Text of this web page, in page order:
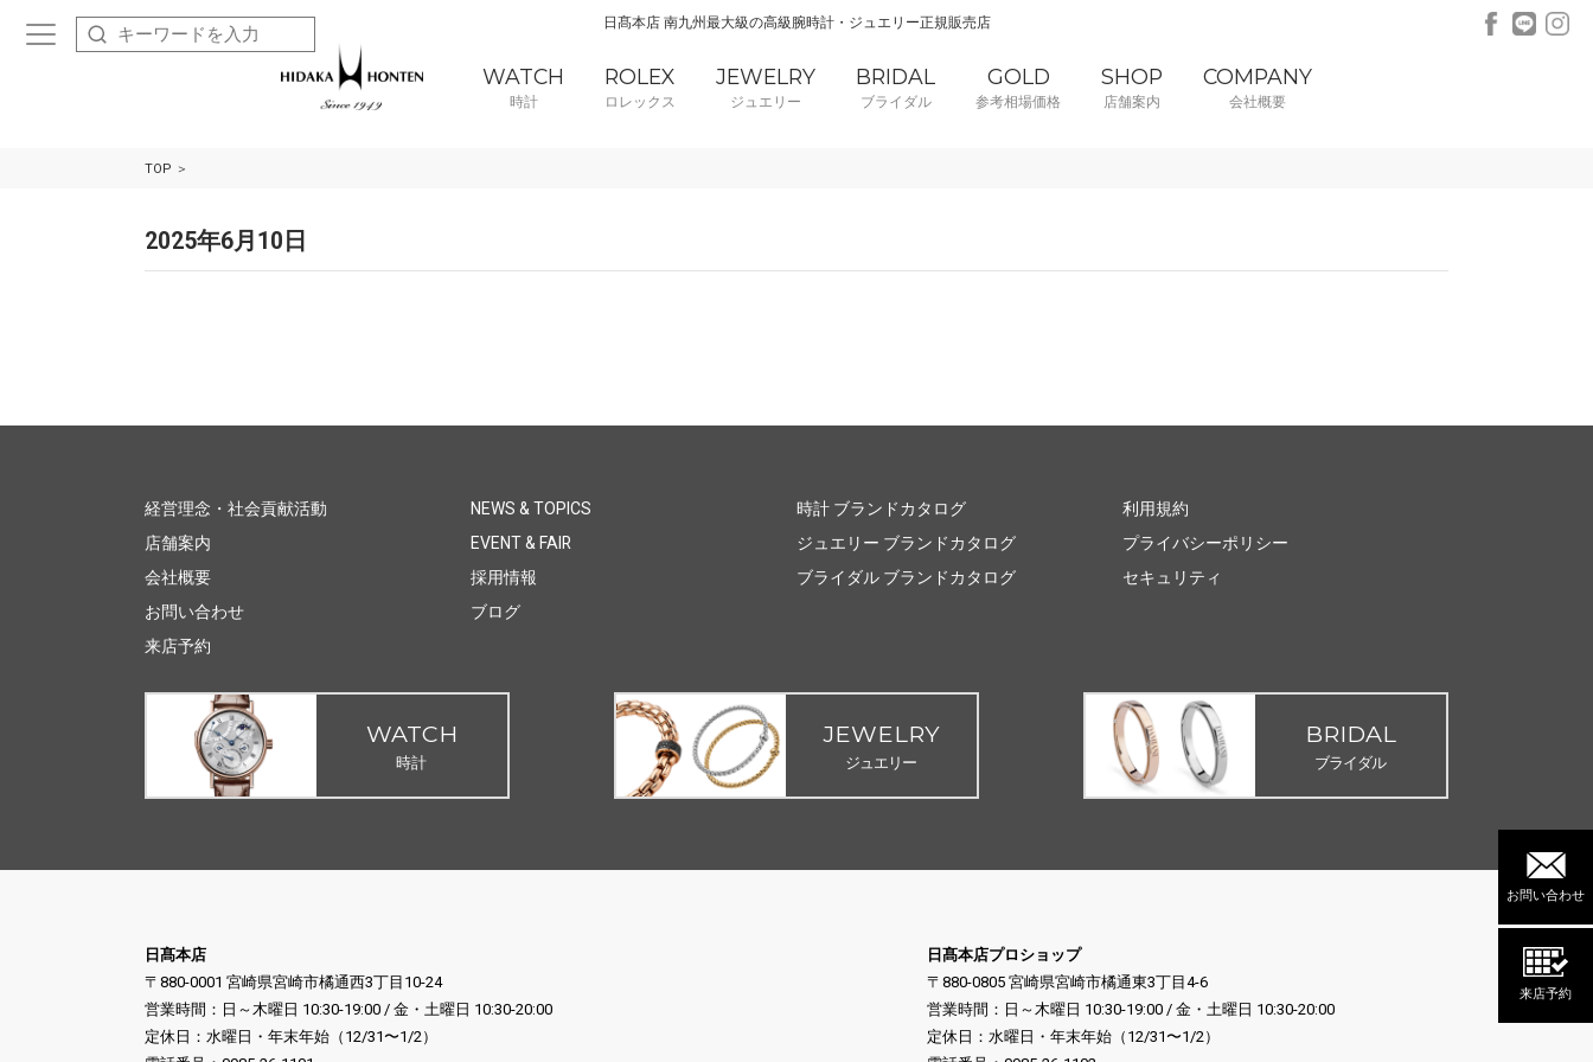
日髙本店 南九州最大級の高級腕時計・ジュエリー正規販売店
WATCH
時計
ROLEX
ロレックス
JEWELRY
ジュエリー
BRIDAL
ブライダル
GOLD
参考相場価格
SHOP
店舗案内
COMPANY
会社概要
お問い合わせ
来店予約
TOP
2025年6月10日
経営理念・社会貢献活動
店舗案内
会社概要
お問い合わせ
来店予約
NEWS & TOPICS
EVENT & FAIR
採用情報
ブログ
時計 ブランドカタログ
ジュエリー ブランドカタログ
ブライダル ブランドカタログ
利用規約
プライバシーポリシー
セキュリティ
WATCH
時計
JEWELRY
ジュエリー
BRIDAL
ブライダル
日髙本店
〒880-0001 宮崎県宮崎市橘通西3丁目10-24
営業時間：日～木曜日 10:30-19:00 / 金・土曜日 10:30-20:00
定休日：水曜日・年末年始（12/31〜1/2）
日髙本店プロショップ
〒880-0805 宮崎県宮崎市橘通東3丁目4-6
営業時間：日～木曜日 10:30-19:00 / 金・土曜日 10:30-20:00
定休日：水曜日・年末年始（12/31〜1/2）